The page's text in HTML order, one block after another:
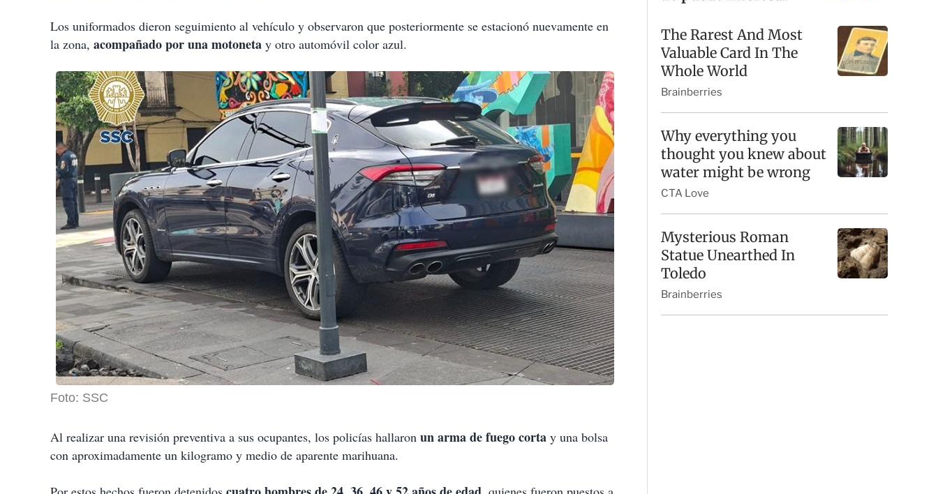
Los uniformados dieron seguimiento al vehículo y observaron que posteriormente se estacionó nuevamente en
la zona, acompañado por una motoneta y otro automóvil color azul.
Foto: SSC
Al realizar una revisión preventiva a sus ocupantes, los policías hallaron un arma de fuego corta y una bolsa
con aproximadamente un kilogramo y medio de aparente marihuana.